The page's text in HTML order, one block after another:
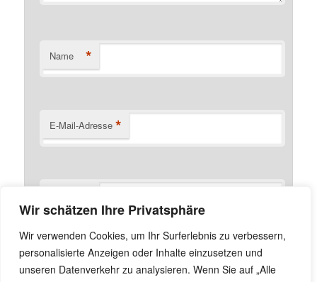
Wir schätzen Ihre Privatsphäre
Wir verwenden Cookies, um Ihr Surferlebnis zu verbessern,
personalisierte Anzeigen oder Inhalte einzusetzen und
unseren Datenverkehr zu analysieren. Wenn Sie auf „Alle
Name *
E-Mail-Adresse *
Name, E-Mail-Adresse und Website in diesem Browser
für meinen nächsten Kommentar speichern.